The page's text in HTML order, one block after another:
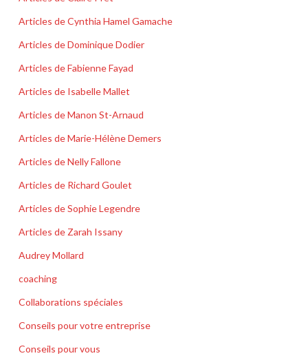
Articles de Cynthia Hamel Gamache
Articles de Dominique Dodier
Articles de Fabienne Fayad
Articles de Isabelle Mallet
Articles de Manon St-Arnaud
Articles de Marie-Hélène Demers
Articles de Nelly Fallone
Articles de Richard Goulet
Articles de Sophie Legendre
Articles de Zarah Issany
Audrey Mollard
coaching
Collaborations spéciales
Conseils pour votre entreprise
Conseils pour vous